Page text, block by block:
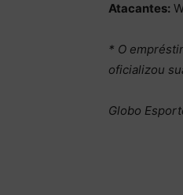
Atacantes:
* O
oficializou
Globo